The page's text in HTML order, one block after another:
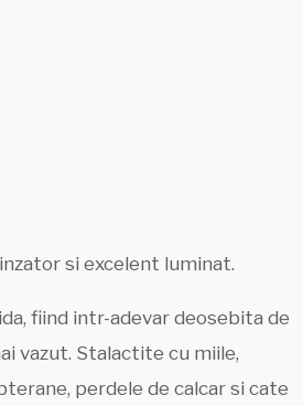
si excelent luminat.
fiind intr-adevar deosebita de
vazut. Stalactite cu miile,
perdele de calcar si cate